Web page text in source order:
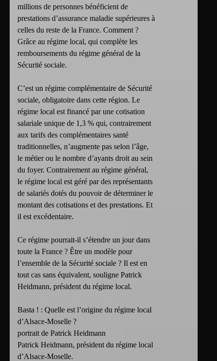
millions de personnes bénéficient de
prestations d’assurance maladie supérieures à
celles du reste de la France. Comment ?
Grâce au régime local, qui complète les
remboursements du régime général de la
Sécurité sociale.
C’est un régime complémentaire de Sécurité
sociale, obligatoire dans cette région. Le
régime local est financé par une cotisation
salariale unique de 1,3 % qui, contrairement
aux tarifs des complémentaires santé
traditionnelles, n’augmente pas selon l’âge,
le métier ou le nombre d’ayants droit au sein
du foyer. Contrairement au régime général,
le régime local est géré par des représentants
de salariés dotés du pouvoir de déterminer le
montant des cotisations et des prestations. Et
il est excédentaire.
Ce régime pourrait-il s’étendre un jour dans
toute la France ? Être un modèle pour
l’ensemble de la Sécurité sociale ? Il est en
tout cas sans équivalent, souligne Patrick
Heidmann, président du régime local.
Basta ! : Quelle est l’origine du régime local
d’Alsace-Moselle ?
portrait de Patrick Heidmann
Patrick Heidmann, président du régime local
d’Alsace-Moselle.